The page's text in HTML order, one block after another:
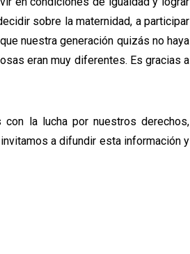
sobre la maternidad, a participar
nuestra generación quizás no haya
eran muy diferentes. Es gracias a
con la lucha por nuestros derechos,
a difundir esta información y